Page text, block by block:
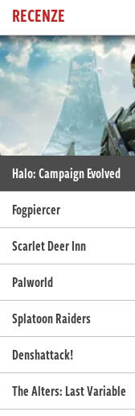
RECENZE
Halo: Campaign Evolved
Fogpiercer
Scarlet Deer Inn
Palworld
Splatoon Raiders
Denshattack!
The Alters: Last Variable